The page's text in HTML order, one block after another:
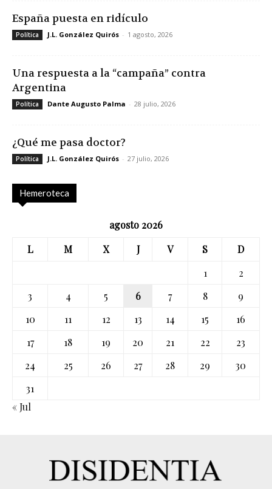
España puesta en ridículo
Política J.L. González Quirós - 1 agosto, 2026
Una respuesta a la “campaña” contra
Argentina
Política Dante Augusto Palma - 28 julio, 2026
¿Qué me pasa doctor?
Política J.L. González Quirós - 27 julio, 2026
Hemeroteca
agosto 2026
L
M X J V S
D
1
2
3
4 5 6 7 8
9
10
11 12 13 14 15
16
17
18 19 20 21 22
23
24
25 26 27 28 29
30
31
« Jul